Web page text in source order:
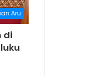
Aru
di